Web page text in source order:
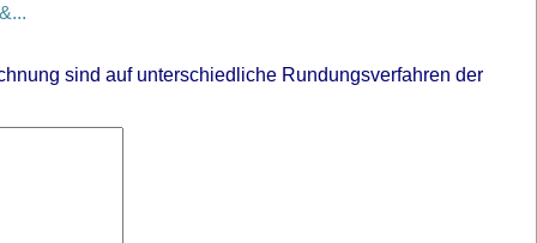
sind auf unterschiedliche Rundungsverfahren der